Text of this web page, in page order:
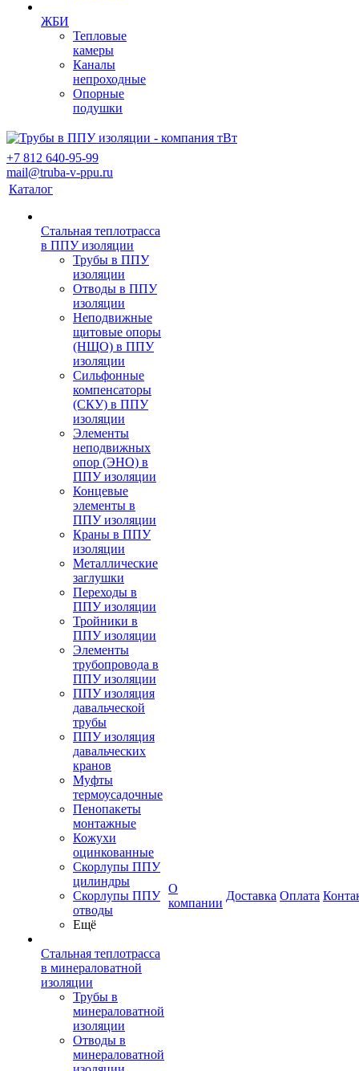
ЖБИ
Тепловые
камеры
Каналы
непроходные
Опорные
подушки
+7 812 640-95-99
mail@truba-v-ppu.ru
Каталог
Стальная теплотрасса
в ППУ изоляции
Трубы в ППУ
изоляции
Отводы в ППУ
изоляции
Неподвижные
щитовые опоры
(НЩО) в ППУ
изоляции
Cильфонные
компенсаторы
(СКУ) в ППУ
изоляции
Элементы
неподвижных
опор (ЭНО) в
ППУ изоляции
Концевые
элементы в
ППУ изоляции
Краны в ППУ
изоляции
Металлические
заглушки
Переходы в
ППУ изоляции
Тройники в
ППУ изоляции
Элементы
трубопровода в
ППУ изоляции
ППУ изоляция
давальческой
трубы
ППУ изоляция
давальческих
кранов
Муфты
термоусадочные
Пенопакеты
монтажные
Кожухи
оцинкованные
Скорлупы ППУ
цилиндры
Скорлупы ППУ
отводы
Ещё
Стальная теплотрасса
в минераловатной
изоляции
Трубы в
минераловатной
изоляции
Отводы в
минераловатной
О
компании
Доставка Оплата